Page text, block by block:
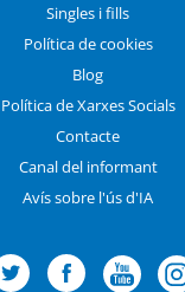
Singles i fills
Política de cookies
Blog
Política de Xarxes Socials
Contacte
Canal del informant
Avís sobre l'ús d'IA